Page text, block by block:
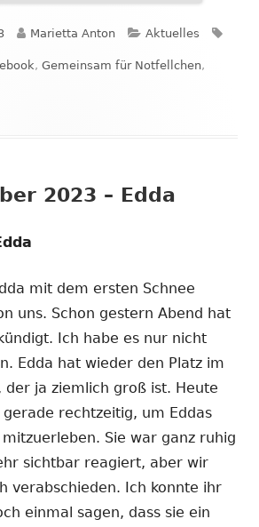
Autor
Marietta Anton Kategorien
Aktuelles
, Gemeinsam für Notfellchen,
2023 – Edda
mit dem ersten Schnee
uns. Schon gestern Abend hat
Ich habe es nur nicht
Edda hat wieder den Platz im
der ja ziemlich groß ist. Heute
rechtzeitig, um Eddas
Sie war ganz ruhig
sichtbar reagiert, aber wir
verabschieden. Ich konnte ihr
einmal sagen, dass sie ein